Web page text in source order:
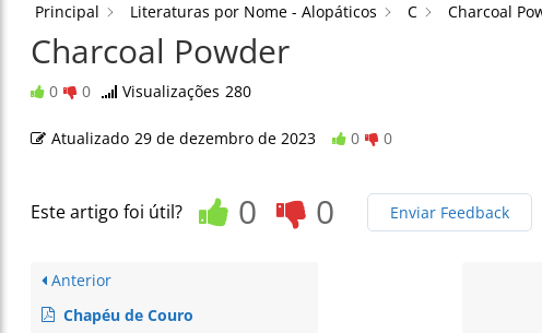
Principal
Literaturas por Nome - Alopáticos C Charcoal
Charcoal Powder
0 0 Visualizações 280
Atualizado 29 de dezembro de 2023 0 0
Este artigo foi útil? 0 0 Enviar Feedback
Anterior
Chapéu de Couro